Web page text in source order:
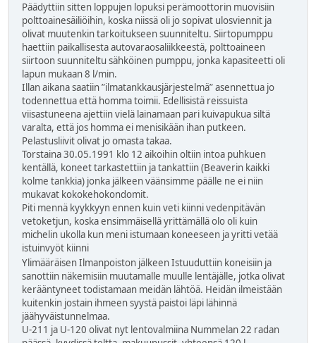
Päädyttiin sitten loppujen lopuksi perämoottorin muovisiin
polttoainesäiliöihin, koska niissä oli jo sopivat ulosviennit ja
olivat muutenkin tarkoitukseen suunniteltu. Siirtopumppu
haettiin paikallisesta autovaraosaliikkeestä, polttoaineen
siirtoon suunniteltu sähköinen pumppu, jonka kapasiteetti oli
lapun mukaan 8 l/min.
Illan aikana saatiin ”ilmatankkausjärjestelmä” asennettua jo
todennettua että homma toimii. Edellisistä reissuista
viisastuneena ajettiin vielä lainamaan pari kuivapukua siltä
varalta, että jos homma ei menisikään ihan putkeen.
Pelastusliivit olivat jo omasta takaa.
Torstaina 30.05.1991 klo 12 aikoihin oltiin intoa puhkuen
kentällä, koneet tarkastettiin ja tankattiin (Beaverin kaikki
kolme tankkia) jonka jälkeen väänsimme päälle ne ei niin
mukavat kokokehokondomit.
Piti mennä kyykkyyn ennen kuin veti kiinni vedenpitävän
vetoketjun, koska ensimmäisellä yrittämällä olo oli kuin
michelin ukolla kun meni istumaan koneeseen ja yritti vetää
istuinvyöt kiinni
Ylimääräisen Ilmanpoiston jälkeen Istuuduttiin koneisiin ja
sanottiin näkemisiin muutamalle muulle lentäjälle, jotka olivat
kerääntyneet todistamaan meidän lähtöä. Heidän ilmeistään
kuitenkin jostain ihmeen syystä paistoi läpi lähinnä
jäähyväistunnelmaa.
U-211 ja U-120 olivat nyt lentovalmiina Nummelan 22 radan